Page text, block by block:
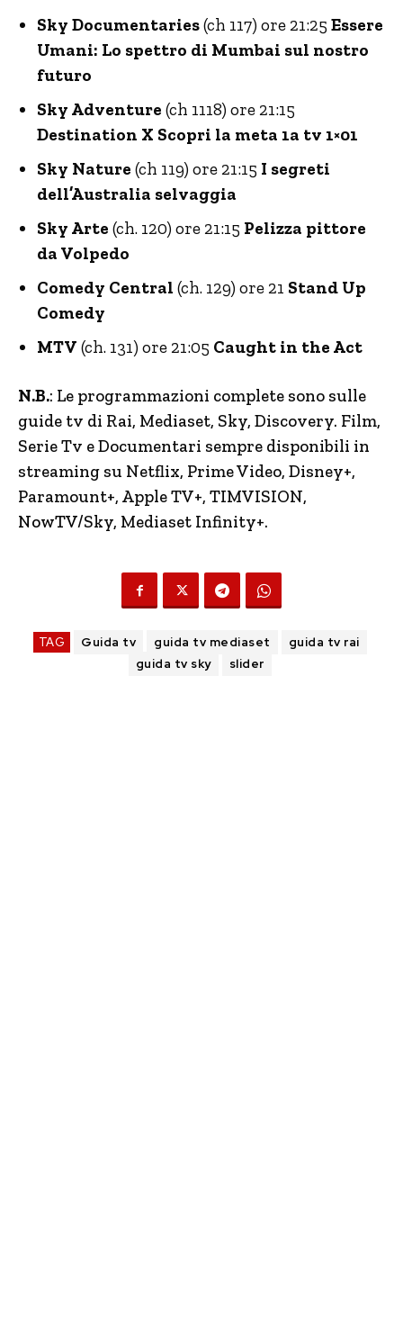
Sky Documentaries(ch 117) ore 21:25 Essere
Umani: Lo spettro di Mumbai sul nostro
futuro
Sky Adventure (ch 1118) ore 21:15
Destination X Scopri la meta 1a tv 1×01
Sky Nature (ch 119) ore 21:15 I segreti
dell’Australia selvaggia
Sky Arte (ch. 120) ore 21:15 Pelizza pittore
da Volpedo
Comedy Central (ch. 129) ore 21 Stand Up
Comedy
MTV (ch. 131) ore 21:05 Caught in the Act
N.B.: Le programmazioni complete sono sulle
guide tv di Rai, Mediaset, Sky, Discovery. Film,
Serie Tv e Documentari sempre disponibili in
streaming su Netflix, Prime Video, Disney+,
Paramount+, Apple TV+, TIMVISION,
NowTV/Sky, Mediaset Infinity+.
TAG Guida tv guida tv mediaset
guida tv rai
guida tv sky
slider